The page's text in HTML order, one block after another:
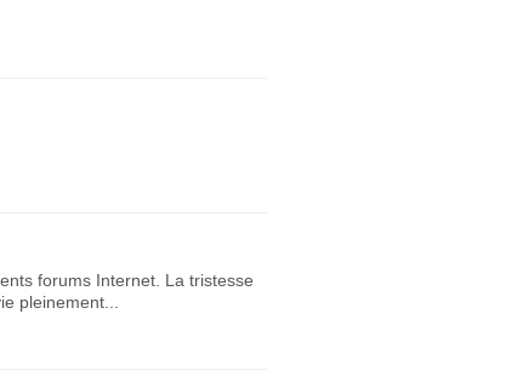
forums Internet. La tristesse
pleinement...